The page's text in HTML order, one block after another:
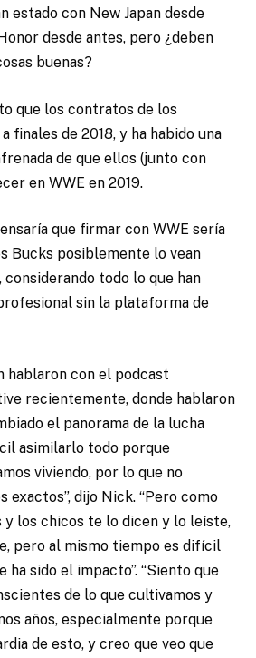
estado con New Japan desde
desde antes, pero ¿deben
buenas?
que los contratos de los
finales de 2018, y ha habido una
de que ellos (junto con
en WWE en 2019.
que firmar con WWE sería
Bucks posiblemente lo vean
considerando todo lo que han
sin la plataforma de
hablaron con el podcast
recientemente, donde hablaron
el panorama de la lucha
asimilarlo todo porque
viviendo, por lo que no
exactos”, dijo Nick. “Pero como
los chicos te lo dicen y lo leíste,
pero al mismo tiempo es difícil
ha sido el impacto”. “Siento que
de lo que cultivamos y
años, especialmente porque
de esto, y creo que veo que